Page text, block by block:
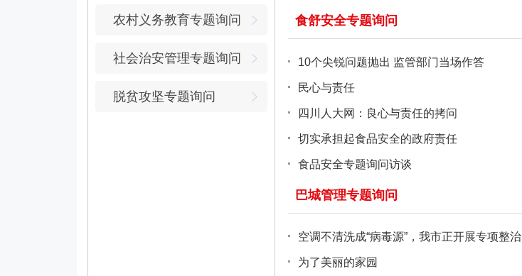
农村义务教育专题询问
社会治安管理专题询问
脱贫攻坚专题询问
食舒安全专题询问
10个尖锐问题抛出 监管部门当场作答
民心与责任
四川人大网：良心与责任的拷问
切实承担起食品安全的政府责任
食品安全专题询问访谈
巴城管理专题询问
空调不清洗成“病毒源”，我市正开展专项整治
为了美丽的家园